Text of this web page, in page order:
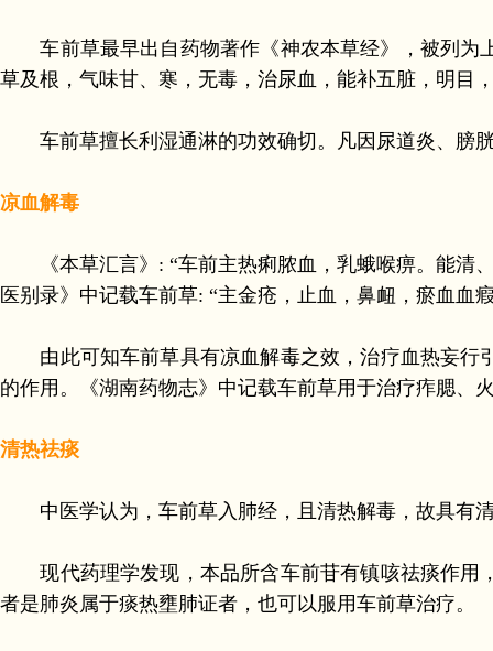
车前草最早出自药物著作《神农本草经》，被列为
草及根，气味甘、寒，无毒，治尿血，能补五脏，明目
车前草擅长利湿通淋的功效确切。凡因尿道炎、膀
凉血解毒
《本草汇言》: “车前主热痢脓血，乳蛾喉痹。能清、
医别录》中记载车前草: “主金疮，止血，鼻衄，瘀血血
由此可知车前草具有凉血解毒之效，治疗血热妄行
的作用。《湖南药物志》中记载车前草用于治疗痄腮、
清热祛痰
中医学认为，车前草入肺经，且清热解毒，故具有
现代药理学发现，本品所含车前苷有镇咳祛痰作用
者是肺炎属于痰热壅肺证者，也可以服用车前草治疗。